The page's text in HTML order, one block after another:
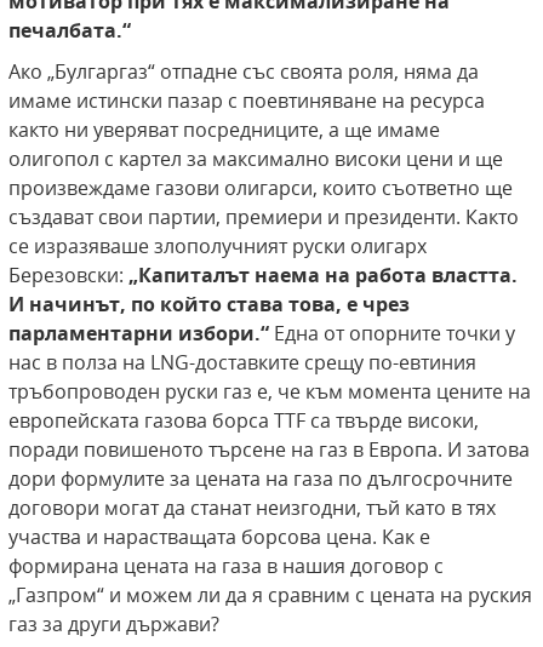
печалбата.“
Ако „Булгаргаз“ отпадне със своята роля, няма да
имаме истински пазар с поевтиняване на ресурса
както ни уверяват посредниците, а ще имаме
олигопол с картел за максимално високи цени и ще
произвеждаме газови олигарси, които съответно ще
създават свои партии, премиери и президенти. Както
се изразяваше злополучният руски олигарх
Березовски: „Капиталът наема на работа властта.
И начинът, по който става това, е чрез
парламентарни избори.“ Една от опорните точки у
нас в полза на LNG-доставките срещу по-евтиния
тръбопроводен руски газ е, че към момента цените на
европейската газова борса TTF са твърде високи,
поради повишеното търсене на газ в Европа. И затова
дори формулите за цената на газа по дългосрочните
договори могат да станат неизгодни, тъй като в тях
участва и нарастващата борсова цена. Как е
формирана цената на газа в нашия договор с
„Газпром“ и можем ли да я сравним с цената на руския
газ за други държави?